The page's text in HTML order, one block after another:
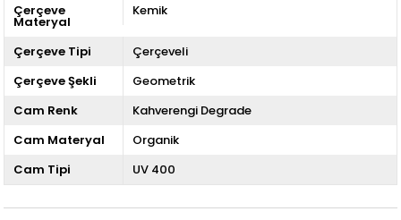
Çerçeve
Materyal
Kemik
Çerçeve Tipi
Çerçeveli
Çerçeve Şekli
Geometrik
Cam Renk
Kahverengi Degrade
Cam Materyal
Organik
Cam Tipi
UV 400